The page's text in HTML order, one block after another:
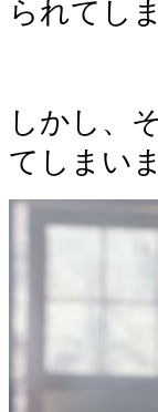
しかし、
てしまい